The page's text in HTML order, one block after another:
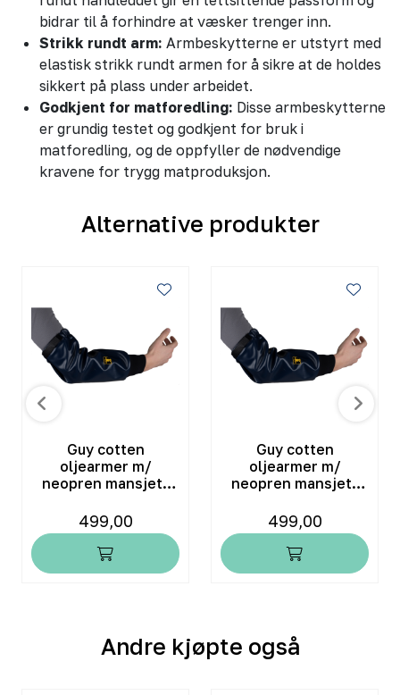
bidrar til å forhindre at væsker trenger inn.
Strikk rundt arm: Armbeskytterne er utstyrt med
elastisk strikk rundt armen for å sikre at de holdes
sikkert på plass under arbeidet.
Godkjent for matforedling: Disse armbeskytterne
er grundig testet og godkjent for bruk i
matforedling, og de oppfyller de nødvendige
kravene for trygg matproduksjon.
Alternative produkter
Guy cotten
oljearmer m/
neopren mansjett
499,00
Guy cotten
oljearmer m/
neopren mansjett
499,00
Andre kjøpte også